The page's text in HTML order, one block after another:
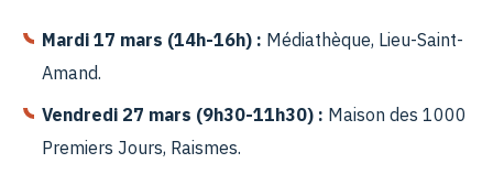
Mardi 17 mars (14h-16h) : Médiathèque, Lieu-Saint-
Amand.
Vendredi 27 mars (9h30-11h30) : Maison des 1000
Premiers Jours, Raismes.